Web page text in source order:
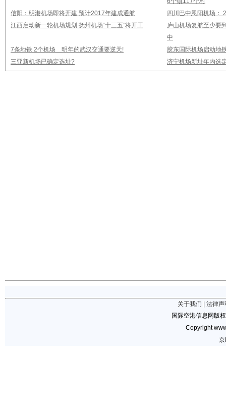
信阳：明港机场即将开建 预计2017年建成通航
四川巴中恩阳机场：
江西启动新一轮机场规划 抚州机场“十三五”将开工
庐山机场复航至少要
中
7条地铁 2个机场 明年的武汉交通要逆天!
胶东国际机场启动地
三亚新机场已确定选址?
济宁机场新址年内选
关于我们
法律声
国际空港信息网版
Copyright